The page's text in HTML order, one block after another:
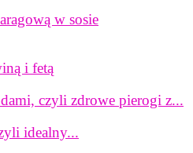
w sosie
i fetą
czyli zdrowe pierogi z...
idealny...